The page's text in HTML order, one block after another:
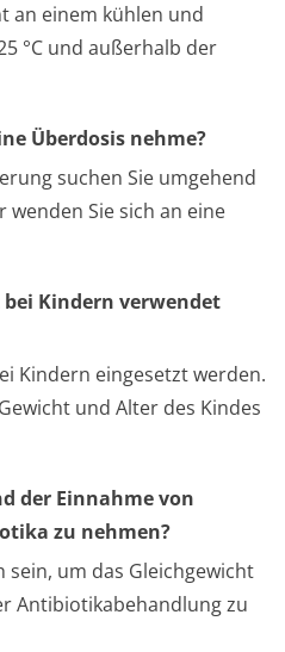
an einem kühlen und
°C und außerhalb der
Überdosis nehme?
suchen Sie umgehend
Sie sich an eine
Kindern verwendet
Kindern eingesetzt werden.
und Alter des Kindes
der Einnahme von
zu nehmen?
um das Gleichgewicht
Antibiotikabehandlung zu